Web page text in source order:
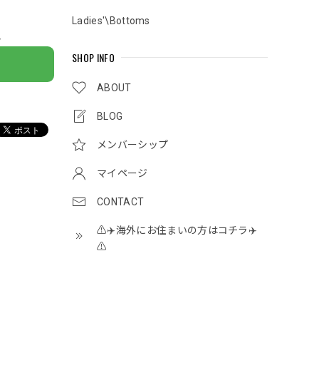
Ladies'\Bottoms
SHOP INFO
ABOUT
BLOG
メンバーシップ
マイページ
CONTACT
⚠️✈️海外にお住まいの方はコチラ✈️
⚠️